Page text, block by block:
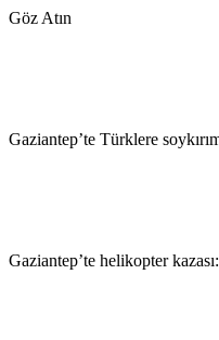
Göz Atın
Gaziantep’te Türklere
Gaziantep’te helikopter